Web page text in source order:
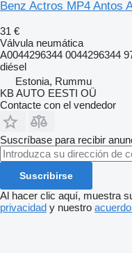
Benz Actros MP4 Antos
31 €
Válvula neumática
A0044296344 0044296344
diésel
Estonia, Rummu
KB AUTO EESTI OÜ
Contacte con el vendedor
Suscríbase para recibir
Suscribirse
Al hacer clic aquí, muestra
privacidad y nuestro